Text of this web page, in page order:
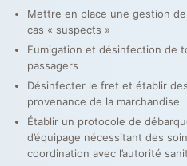
Mettre en place une gestion
cas « suspects »
Fumigation et désinfection de
passagers
Désinfecter le fret et établir
provenance de la marchandise
Établir un protocole de
d’équipage nécessitant des
coordination avec l’autorité